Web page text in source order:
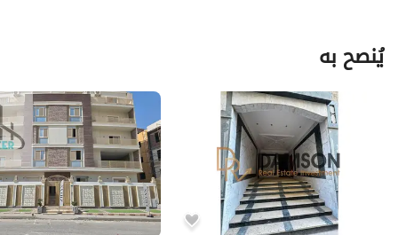
يُنصح به